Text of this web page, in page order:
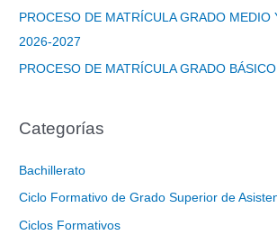
r
:
PROCESO DE MATRÍCULA GRADO MEDIO
2026-2027
PROCESO DE MATRÍCULA GRADO
Categorías
Bachillerato
Ciclo Formativo de Grado Superior de
Ciclos Formativos